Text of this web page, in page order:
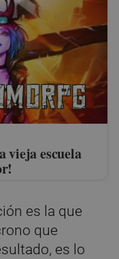
vieja escuela
es la que
que
es lo